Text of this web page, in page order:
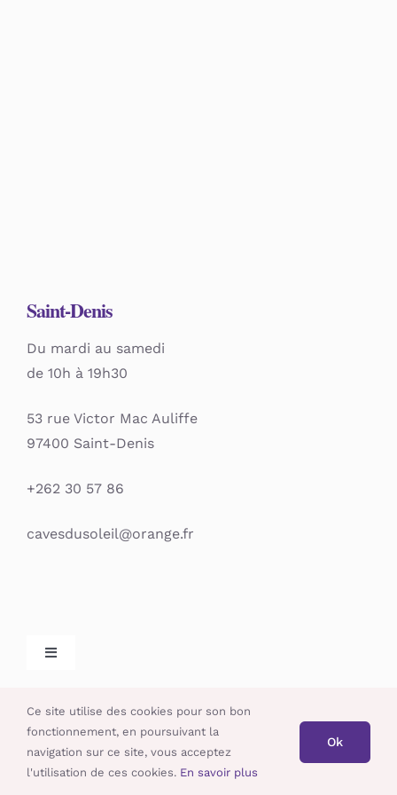
Saint-Denis
Du mardi au samedi
de 10h à 19h30
53 rue Victor Mac Auliffe
97400 Saint-Denis
+262 30 57 86
cavesdusoleil@orange.fr
Toggle
CGV / CGU
consommer avec modération.
Les caves du soleil | 2020 tous droits reservés | par Wopé
Ce site utilise des cookies pour son bon
fonctionnement, en poursuivant la
navigation sur ce site, vous acceptez
l'utilisation de ces cookies. En savoir plus
Ok